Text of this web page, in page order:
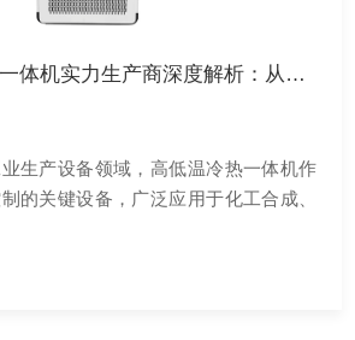
2026高低温冷热一体机实力生产商深度解析：从技术参数到服务体系的选型指南
生产设备领域，高低温冷热一体机作
的关键设备，广泛应用于化工合成、
产工艺的稳定性，因此选择具备可靠
体系的生产商尤为重要。